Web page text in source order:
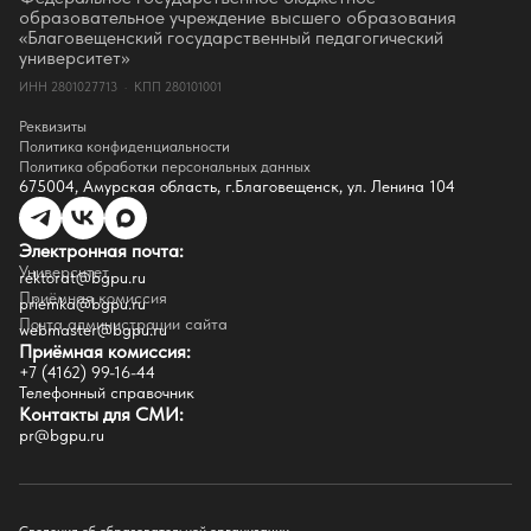
СМИ о нас
Истории успеха
Партнёры
Документы
Контакты
Сведения о доходах
Доступная среда
Инфраструктура
Противодествие коррупции
Противодействие терроризму
Целевой капитал
Часто задаваемые вопросы
Внутренний сайт
Факультеты
Естественно-географический факультет
Историко-филологический факультет
Факультет иностранных языков
Факультет педагогики и психологии
Факультет физической культуры и спорта
Подготовительное отделение для иностранных граждан
образовательное учреждение высшего образования
«Благовещенский государственный педагогический
университет»
ИНН 2801027713 · КПП 280101001
Реквизиты
Политика конфиденциальности
Политика обработки персональных данных
675004, Амурская область, г.Благовещенск, ул. Ленина 104
Электронная почта:
Университет
rektorat@bgpu.ru
Приёмная комиссия
priemka@bgpu.ru
Почта администрации сайта
webmaster@bgpu.ru
Приёмная комиссия:
+7 (4162) 99-16-44
Телефонный справочник
Контакты для СМИ:
pr@bgpu.ru